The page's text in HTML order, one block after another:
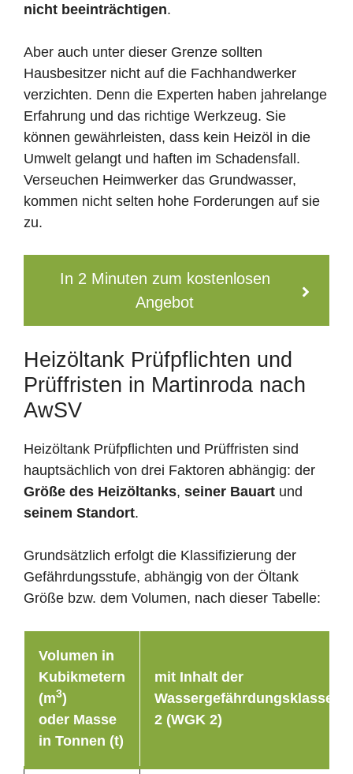
nicht beeinträchtigen.
Aber auch unter dieser Grenze sollten
Hausbesitzer nicht auf die Fachhandwerker
verzichten. Denn die Experten haben jahrelange
Erfahrung und das richtige Werkzeug. Sie
können gewährleisten, dass kein Heizöl in die
Umwelt gelangt und haften im Schadensfall.
Verseuchen Heimwerker das Grundwasser,
kommen nicht selten hohe Forderungen auf sie
zu.
In 2 Minuten zum kostenlosen
Angebot
Heizöltank Prüfpflichten und
Prüffristen in Martinroda nach
AwSV
Heizöltank Prüfpflichten und Prüffristen sind
hauptsächlich von drei Faktoren abhängig: der
Größe des Heizöltanks, seiner Bauart und
seinem Standort.
Grundsätzlich erfolgt die Klassifizierung der
Gefährdungsstufe, abhängig von der Öltank
Größe bzw. dem Volumen, nach dieser Tabelle:
Volumen in
Kubikmetern
(m3)
oder Masse
in Tonnen (t)
mit Inhalt der
Wassergefährdungsklasse
2 (WGK 2)